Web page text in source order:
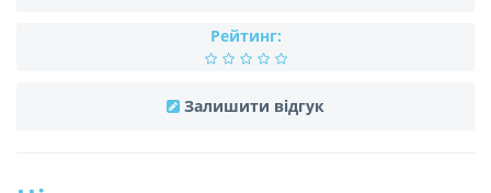
Рейтинг:
Залишити відгук